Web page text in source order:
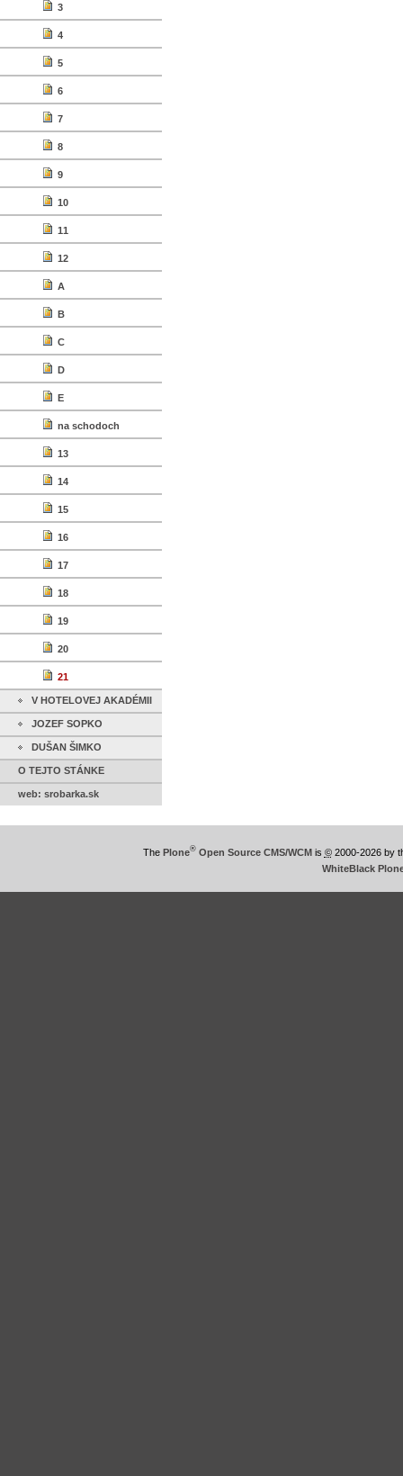
3
4
5
6
7
8
9
10
11
12
A
B
C
D
E
na schodoch
13
14
15
16
17
18
19
20
21
V HOTELOVEJ AKADÉMII
JOZEF SOPKO
DUŠAN ŠIMKO
O TEJTO STÁNKE
web: srobarka.sk
The Plone®Open Source CMS/WCMis ©2000-2026 by
WhiteBlack